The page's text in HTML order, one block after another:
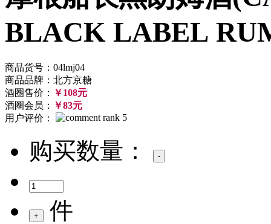
BLACK LABEL
商品货号：04lmj04
商品品牌：北方京糖
酒圈售价： ￥108元
酒圈会员： ￥83元
用户评价：
购买数量：
件